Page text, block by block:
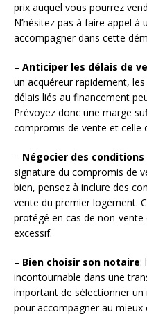
prix auquel vous pourrez
N’hésitez pas à faire appel
accompagner dans cette
– Anticiper les délais de
un acquéreur rapidement,
délais liés au financement
Prévoyez donc une marge
compromis de vente et celle
– Négocier des conditions
signature du compromis de
bien, pensez à inclure des
vente du premier logement.
protégé en cas de non-
excessif.
– Bien choisir son notaire:
incontournable dans une
important de sélectionner
pour accompagner au